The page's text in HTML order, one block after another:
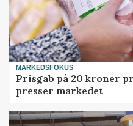
MARKEDSFOKUS
Prisgab på 20 kroner
presser markedet